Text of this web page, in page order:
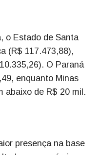
o Estado de Santa
(R$ 117.473,88),
O Paraná
enquanto Minas
abaixo de R$ 20 mil.
presença na base